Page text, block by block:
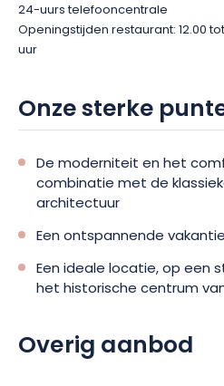
24-uurs telefooncentrale
Openingstijden restaurant: 12.00
uur
Onze sterke
De moderniteit en het
combinatie met de
architectuur
Een ontspannende
Een ideale locatie, op een
het historische centrum
Overig aanbod